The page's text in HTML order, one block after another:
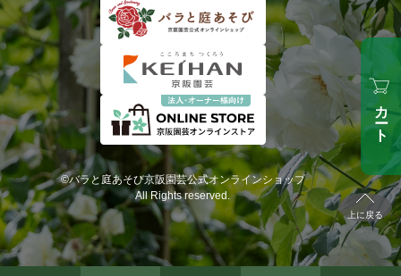
カート
上に戻る
©バラと庭あそび京阪園芸公式オンラインショップ
All Rights reserved.